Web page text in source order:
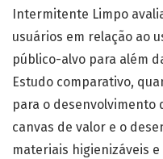
Intermitente Limpo
usuários em relação ao
público-alvo para além
Estudo comparativo,
para o desenvolvimento
canvas de valor e o
materiais higienizáveis